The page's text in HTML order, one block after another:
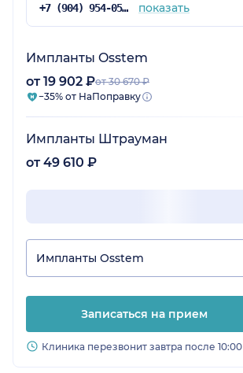
+7 (904) 954-05-49 показать
Импланты Osstem
от 19 902 ₽от 30 670 ₽
−35% от НаПоправку
Импланты Штрауман
от 49 610 ₽
Импланты Osstem
Записаться на прием
Клиника перезвонит завтра после 10:00